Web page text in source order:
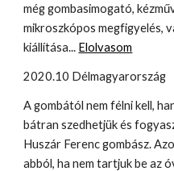
még gombasimogató,
mikroszkópos megfigyelés,
kiállítása... Elolvasom
2020.10 Délmagyarország
A gombától nem félni kell,
bátran szedhetjük és
Huszár Ferenc gombász.
abból, ha nem tartjuk be az